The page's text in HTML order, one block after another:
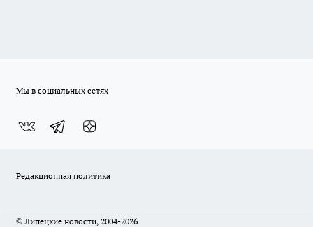
Мы в социальных сетях
Редакционная политика
© Липецкие новости, 2004-2026